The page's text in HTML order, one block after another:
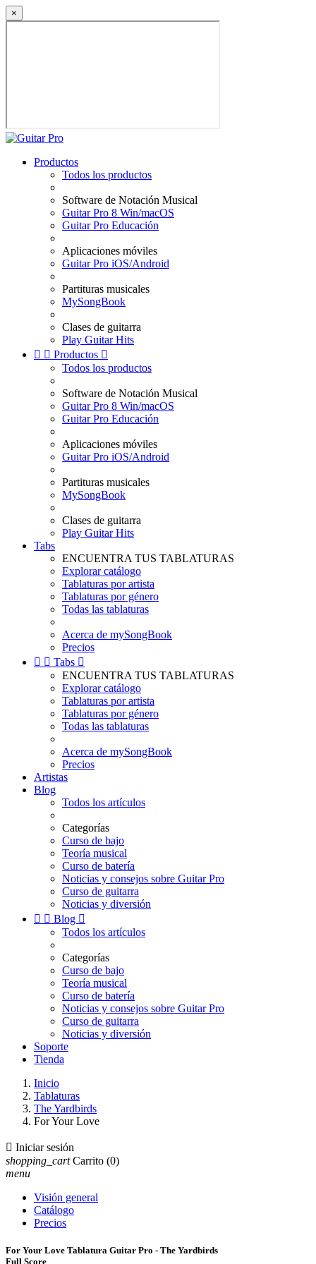
×
Productos
Todos los productos
Software de Notación Musical
Guitar Pro 8 Win/macOS
Guitar Pro Educación
Aplicaciones móviles
Guitar Pro iOS/Android
Partituras musicales
MySongBook
Clases de guitarra
Play Guitar Hits
  Productos 
Todos los productos
Software de Notación Musical
Guitar Pro 8 Win/macOS
Guitar Pro Educación
Aplicaciones móviles
Guitar Pro iOS/Android
Partituras musicales
MySongBook
Clases de guitarra
Play Guitar Hits
Tabs
ENCUENTRA TUS TABLATURAS
Explorar catálogo
Tablaturas por artista
Tablaturas por género
Todas las tablaturas
Acerca de mySongBook
Precios
  Tabs 
ENCUENTRA TUS TABLATURAS
Explorar catálogo
Tablaturas por artista
Tablaturas por género
Todas las tablaturas
Acerca de mySongBook
Precios
Artistas
Blog
Todos los artículos
Categorías
Curso de bajo
Teoría musical
Curso de batería
Noticias y consejos sobre Guitar Pro
Curso de guitarra
Noticias y diversión
  Blog 
Todos los artículos
Categorías
Curso de bajo
Teoría musical
Curso de batería
Noticias y consejos sobre Guitar Pro
Curso de guitarra
Noticias y diversión
Soporte
Tienda
Inicio
Tablaturas
The Yardbirds
For Your Love
 Iniciar sesión
shopping_cart Carrito (0)
menu
Visión general
Catálogo
Precios
For Your Love Tablatura Guitar Pro - The Yardbirds
Full Score